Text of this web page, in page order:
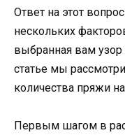
Ответ на этот
нескольких
выбранная вам узор
статье мы
количества пряжи
Первым шагом в